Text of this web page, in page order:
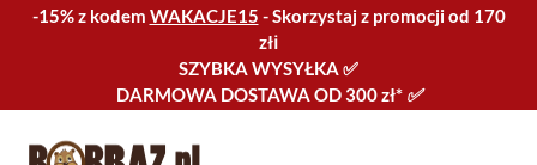
-15% z kodem WAKACJE15 -Skorzystaj z promocji od 170
złℹ️
SZYBKA WYSYŁKA ✅
DARMOWA DOSTAWA OD 300 zł* ✅